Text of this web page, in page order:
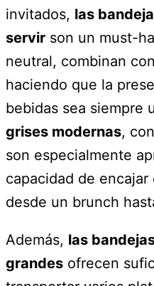
invitados, las
servir son un must-
neutral, combinan
haciendo que la
bebidas sea siempre
grises modernas,
son especialmente
capacidad de
desde un brunch
Además, las
grandes ofrecen